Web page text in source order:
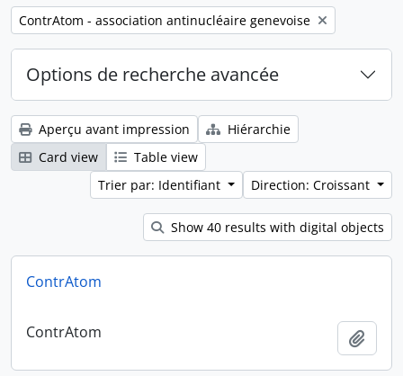
Remove filter:
ContrAtom - association antinucléaire genevoise
Options de recherche avancée
Aperçu avant impression
Hiérarchie
Card view
Table view
Trier par: Identifiant
Direction: Croissant
Show 40 results with digital objects
ContrAtom
ContrAtom